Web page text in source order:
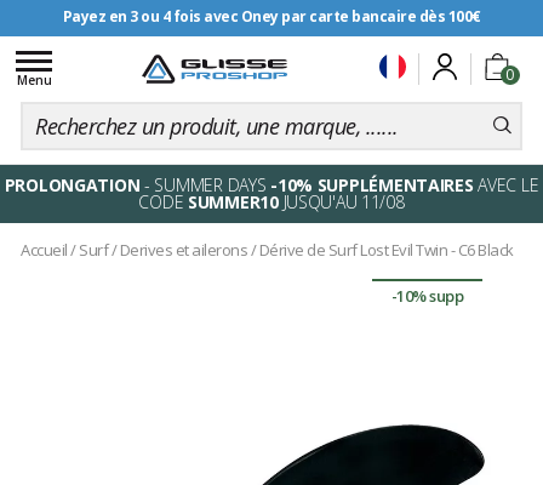
Payez en 3 ou 4 fois avec Oney par carte bancaire dès 100€
Livraison offerte dès 99€
0
Toggle
navigation
Menu
PROLONGATION - SUMMER DAYS -10% SUPPLÉMENTAIRES AVEC LE
CODE SUMMER10JUSQU'AU 11/08
Accueil/Surf/Derives et ailerons/Dérive de Surf Lost Evil Twin - C6 Black
-10% supp